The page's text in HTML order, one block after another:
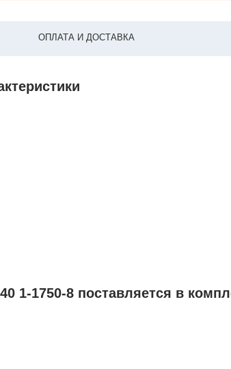
ОПЛАТА И ДОСТАВКА
1-1750-8 поставляется в